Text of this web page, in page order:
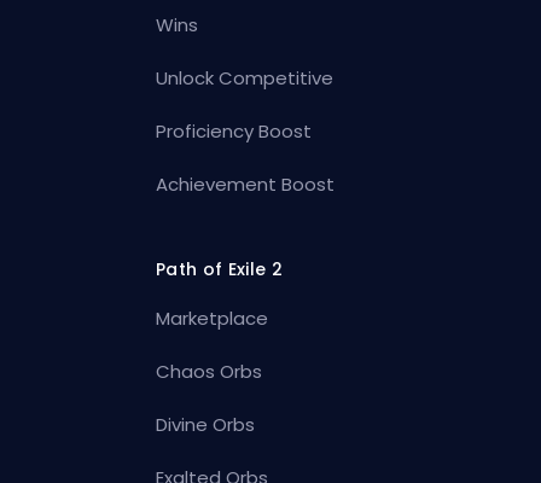
Wins
Unlock Competitive
Proficiency Boost
Achievement Boost
Path of Exile 2
Marketplace
Chaos Orbs
Divine Orbs
Exalted Orbs